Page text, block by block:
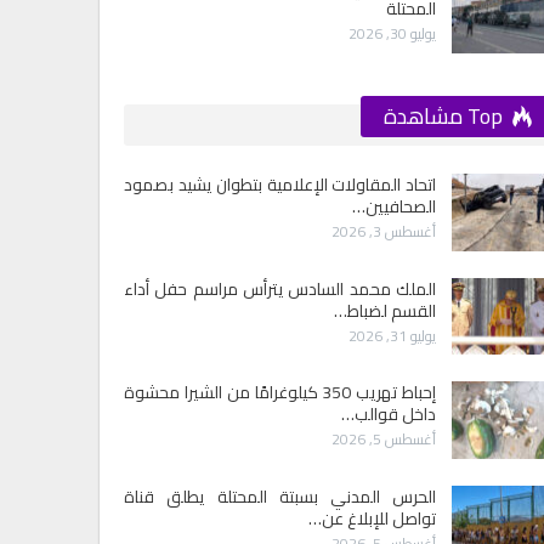
المحتلة
يوليو 30, 2026
اتحاد المقاولات الإعلامية بتطوان يشيد بصمود
الصحافيين…
أغسطس 3, 2026
الملك محمد السادس يترأس مراسم حفل أداء
القسم لضباط…
يوليو 31, 2026
إحباط تهريب 350 كيلوغرامًا من الشيرا محشوة
داخل قوالب…
أغسطس 5, 2026
الحرس المدني بسبتة المحتلة يطلق قناة
تواصل للإبلاغ عن…